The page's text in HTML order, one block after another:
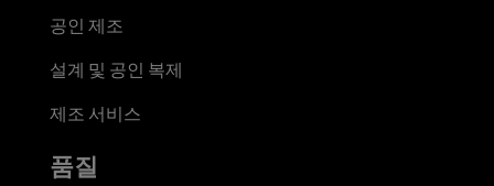
공인 제조
설계 및 공인 복제
제조 서비스
품질